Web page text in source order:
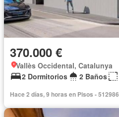
370.000 €
Vallès Occidental, Catalunya
2 Dormitorios
2 Baños
Hace 2 días, 9 horas en Pisos - 512986